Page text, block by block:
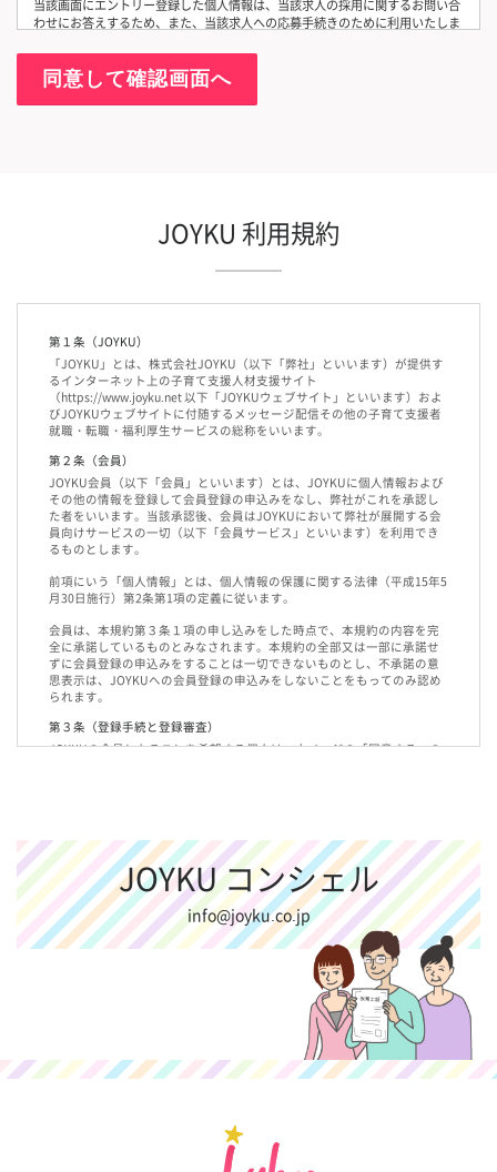
当該画面にエントリー登録した個人情報は、当該求人の採用に関するお問い合
わせにお答えするため、また、当該求人への応募手続きのために利用いたしま
4.個人情報の第三者提供について
報の漏洩防止に必要な事項を取決め、適切な管理を実施させます。
ご提供いただいた個人情報について、開示等をご希望する場合は、上記２の個
当社に個人情報を提供されるかどうかは、お客様の任意によるものです。ただ
し、必要な項目を正しくご記入いただきませんと採用に関するご連絡等に影響
を及ぼす場合があります。
8.クッキーについて
このサイトでは、訪問者様の閲覧行動を収集・分析していますが、訪問者様の
個人情報とは結びつけていません。
以上
JOYKU 利用規約
第１条（JOYKU）
「JOYKU」とは、株式会社JOYKU（以下「弊社」といいます）が提供す
るインターネット上の子育て支援人材支援サイト
（https://www.joyku.net 以下「JOYKUウェブサイト」といいます）およ
びJOYKUウェブサイトに付随するメッセージ配信その他の子育て支援者
就職・転職・福利厚生サービスの総称をいいます。
第２条（会員）
JOYKU会員（以下「会員」といいます）とは、JOYKUに個人情報および
その他の情報を登録して会員登録の申込みをなし、弊社がこれを承認し
た者をいいます。当該承認後、会員はJOYKUにおいて弊社が展開する会
員向けサービスの一切（以下「会員サービス」といいます）を利用でき
るものとします。
前項にいう「個人情報」とは、個人情報の保護に関する法律（平成15年5
月30日施行）第2条第1項の定義に従います。
会員は、本規約第３条１項の申し込みをした時点で、本規約の内容を完
全に承諾しているものとみなされます。本規約の全部又は一部に承諾せ
ずに会員登録の申込みをすることは一切できないものとし、不承諾の意
思表示は、JOYKUへの会員登録の申込みをしないことをもってのみ認め
られます。
第３条（登録手続と登録審査）
JOYKUの会員となることを希望する個人は、本ページの「同意する」の
弊社は、会員登録を申し込んだ個人が会員として不適当と判断した場合
には、その登録を拒否することができ、弊社はこれについて一切の責任
を負わず、また登録を拒否する理由を申込者に説明する義務も負いませ
ん。また、申込者はこれらにつき異議を申し立てないものとします。
前各項に掲げる内容から発生する一切の損害について、弊社は何らの責
任も負わないものとします。
弊社は、会員に対し、ＩＤ及びパスワードを発行し、付与します。
会員は、自己のＩＤ及びパスワードの使用及び管理について、一切の責
任を負担するものとします。会員は、ＩＤ及びパスワードを第三者に使
用されたことにより発生する一切の損害、および会員自身の使用上の過
誤により発生する一切の損害につき、会員に使用もしくは管理上の帰責
会員は、理由の如何を問わず、ＩＤ及びパスワードを第三者に使用さ
せ、あるいは譲渡、貸与、名義変更、売買、担保設定等をすることはで
JOYKU コンシェル
info@joyku.co.jp